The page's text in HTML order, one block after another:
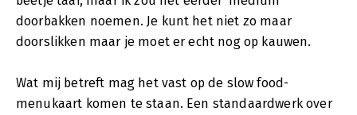
doorbakken noemen. Je kunt het niet zo maar
doorslikken maar je moet er echt nog op kauwen.
Wat mij betreft mag het vast op de slow food-
menukaart komen te staan. Een standaardwerk over